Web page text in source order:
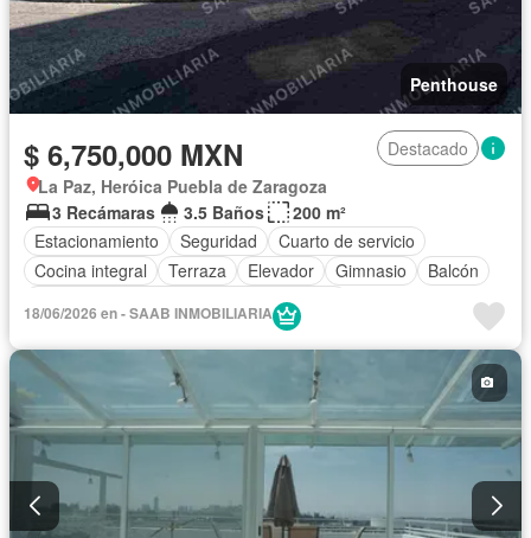
Penthouse
$ 6,750,000 MXN
Destacado
La Paz, Heróica Puebla de Zaragoza
3 Recámaras
3.5 Baños
200 m²
Estacionamiento
Seguridad
Cuarto de servicio
Cocina integral
Terraza Elevador Gimnasio
Balcón
Acceso para personas con discapacidad
Azotea
Vista panorámica
Caseta de vigilancia
Sin amueblar
18/06/2026 en - SAAB INMOBILIARIA